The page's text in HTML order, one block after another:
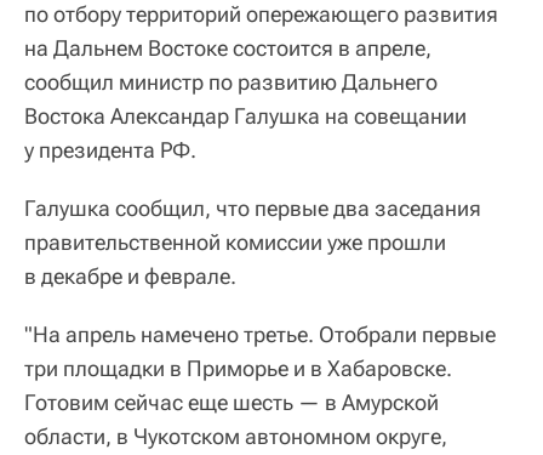
по отбору территорий опережающего развития
на Дальнем Востоке состоится в апреле,
сообщил министр по развитию Дальнего
Востока Александар Галушка на совещании
у президента РФ.
Галушка сообщил, что первые два заседания
правительственной комиссии уже прошли
в декабре и феврале.
"На апрель намечено третье. Отобрали первые
три площадки в Приморье и в Хабаровске.
Готовим сейчас еще шесть — в Амурской
области, в Чукотском автономном округе,